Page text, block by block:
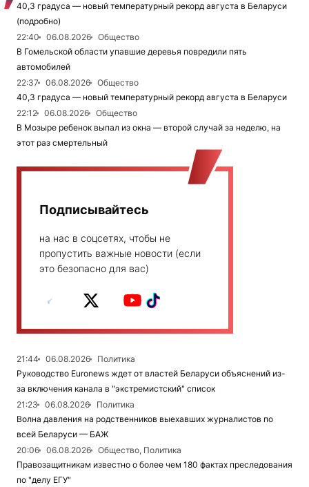
40,3 градуса — новый температурный рекорд августа в Беларуси
(подробно)
22:40
06.08.2026
Общество
В Гомельской области упавшие деревья повредили пять
автомобилей
22:37
06.08.2026
Общество
40,3 градуса — новый температурный рекорд августа в Беларуси
22:12
06.08.2026
Общество
В Мозыре ребенок выпал из окна — второй случай за неделю, на
этот раз смертельный
Подписывайтесь
на нас в соцсетях, чтобы не
пропустить важные новости (если
это безопасно для вас)
21:44 06.08.2026
Политика
Руководство Euronews ждет от властей Беларуси объяснений из-
за включения канала в "экстремистский" список
21:23
06.08.2026
Политика
Волна давления на родственников выехавших журналистов по
всей Беларуси — БАЖ
20:06
06.08.2026
Общество, Политика
Правозащитникам известно о более чем 180 фактах преследования
по "делу ЕГУ"